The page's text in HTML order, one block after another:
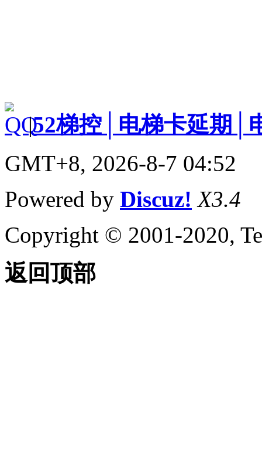
|52梯控│电梯卡延期│
GMT+8, 2026-8-7 04:52
Powered by Discuz! X3.4
Copyright © 2001-2020,
返回顶部